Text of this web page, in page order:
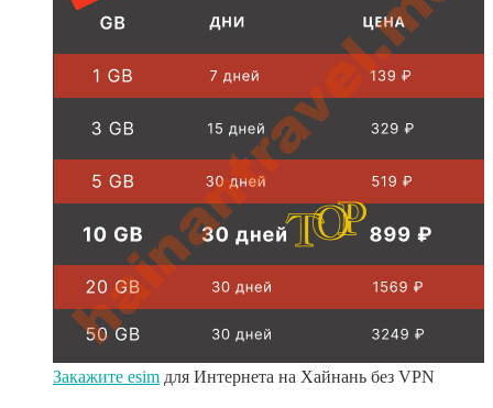
Закажите esim для Интернета на Хайнань без VPN